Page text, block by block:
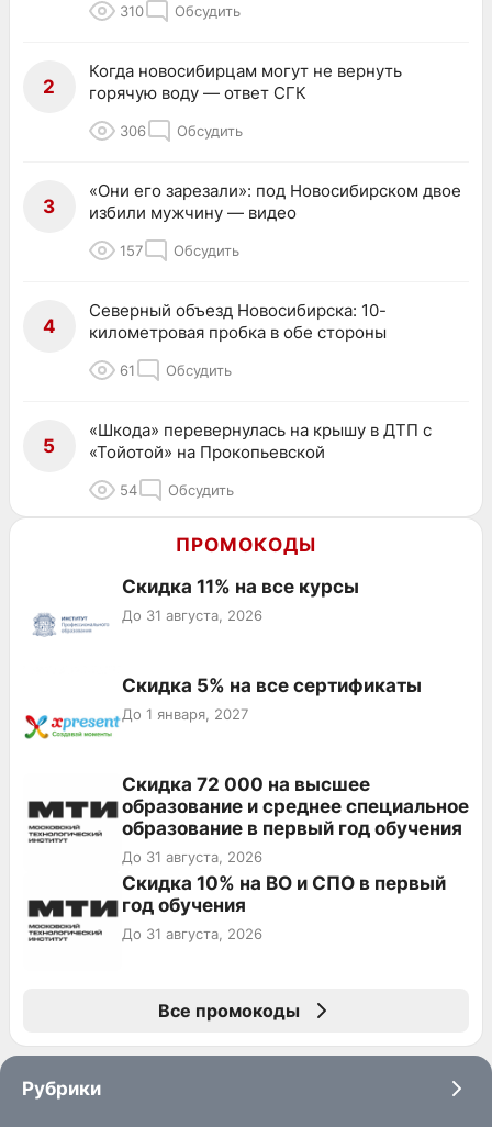
310 Обсудить
2
Когда новосибирцам могут не вернуть
горячую воду — ответ СГК
306 Обсудить
3
«Они его зарезали»: под Новосибирском двое
избили мужчину — видео
157 Обсудить
4
Северный объезд Новосибирска: 10-
километровая пробка в обе стороны
61 Обсудить
5
«Шкода» перевернулась на крышу в ДТП с
«Тойотой» на Прокопьевской
54 Обсудить
ПРОМОКОДЫ
Скидка 11% на все курсы
До 31 августа, 2026
Скидка 5% на все сертификаты
До 1 января, 2027
Скидка 72 000 на высшее
образование и среднее специальное
образование в первый год обучения
До 31 августа, 2026
Скидка 10% на ВО и СПО в первый
год обучения
До 31 августа, 2026
Все промокоды
Рубрики